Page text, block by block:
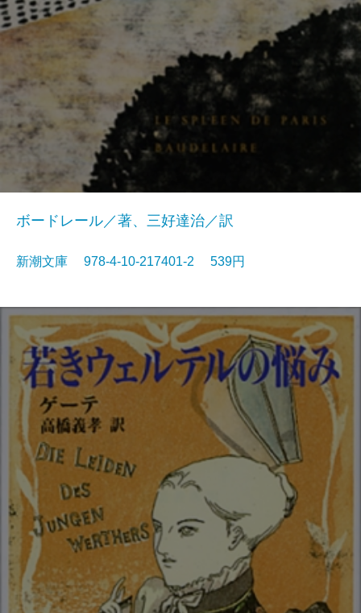
ボードレール／著、三好達治／訳
新潮文庫 978-4-10-217401-2 539円